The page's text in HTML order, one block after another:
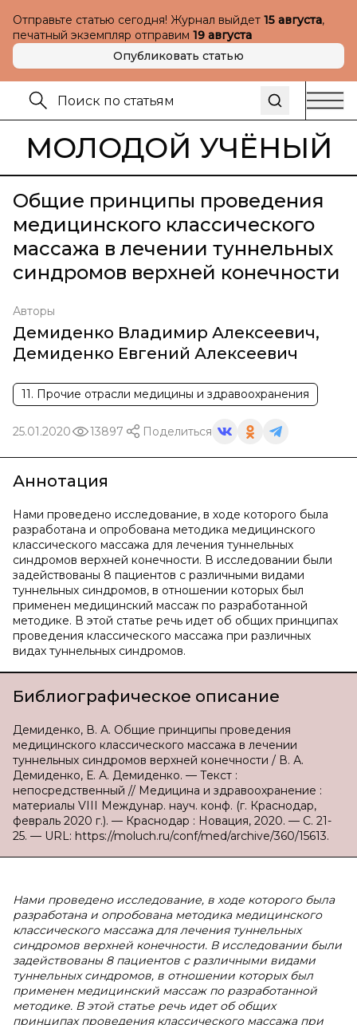
Отправьте статью сегодня! Журнал выйдет 15 августа,
печатный экземпляр отправим 19 августа
Опубликовать статью
МОЛОДОЙ УЧЁНЫЙ
Общие принципы проведения
медицинского классического
массажа в лечении туннельных
синдромов верхней конечности
Авторы
Демиденко Владимир Алексеевич,
Демиденко Евгений Алексеевич
11. Прочие отрасли медицины и здравоохранения
25.01.2020 13897 Поделиться
Аннотация
Нами проведено исследование, в ходе которого была
разработана и опробована методика медицинского
классического массажа для лечения туннельных
синдромов верхней конечности. В исследовании были
задействованы 8 пациентов с различными видами
туннельных синдромов, в отношении которых был
применен медицинский массаж по разработанной
методике. В этой статье речь идет об общих принципах
проведения классического массажа при различных
видах туннельных синдромов.
Библиографическое описание
Демиденко, В. А. Общие принципы проведения
медицинского классического массажа в лечении
туннельных синдромов верхней конечности / В. А.
Демиденко, Е. А. Демиденко. — Текст :
непосредственный // Медицина и здравоохранение :
материалы VIII Междунар. науч. конф. (г. Краснодар,
февраль 2020 г.). — Краснодар : Новация, 2020. — С. 21-
25. — URL: https://moluch.ru/conf/med/archive/360/15613.
Нами проведено исследование, в ходе которого была
разработана и опробована методика медицинского
классического массажа для лечения туннельных
синдромов верхней конечности. В исследовании были
задействованы 8 пациентов с различными видами
туннельных синдромов, в отношении которых был
применен медицинский массаж по разработанной
методике. В этой статье речь идет об общих
принципах проведения классического массажа при